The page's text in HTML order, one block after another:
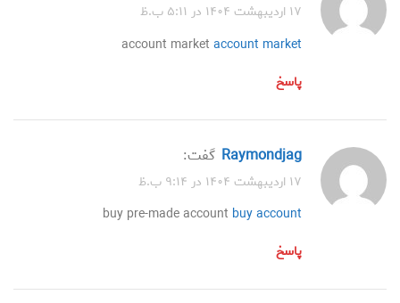
۱۷ اردیبهشت ۱۴۰۴ در ۵:۱۱ ب.ظ
account market account market
پاسخ
Raymondjag گفت:
۱۷ اردیبهشت ۱۴۰۴ در ۹:۱۴ ب.ظ
buy pre-made account buy account
پاسخ